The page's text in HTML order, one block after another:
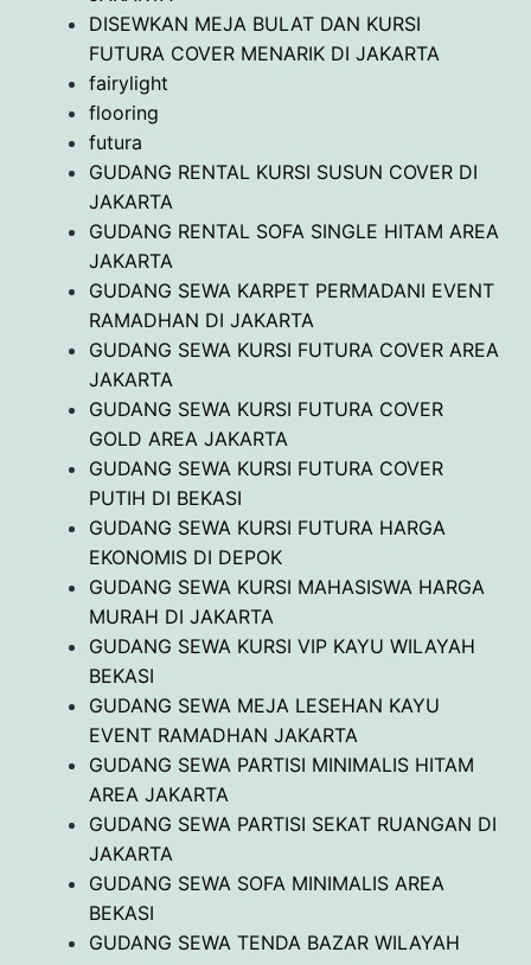
DISEWKAN MEJA BULAT DAN KURSI
FUTURA COVER MENARIK DI JAKARTA
fairylight
flooring
futura
GUDANG RENTAL KURSI SUSUN COVER DI
JAKARTA
GUDANG RENTAL SOFA SINGLE HITAM AREA
JAKARTA
GUDANG SEWA KARPET PERMADANI EVENT
RAMADHAN DI JAKARTA
GUDANG SEWA KURSI FUTURA COVER AREA
JAKARTA
GUDANG SEWA KURSI FUTURA COVER
GOLD AREA JAKARTA
GUDANG SEWA KURSI FUTURA COVER
PUTIH DI BEKASI
GUDANG SEWA KURSI FUTURA HARGA
EKONOMIS DI DEPOK
GUDANG SEWA KURSI MAHASISWA HARGA
MURAH DI JAKARTA
GUDANG SEWA KURSI VIP KAYU WILAYAH
BEKASI
GUDANG SEWA MEJA LESEHAN KAYU
EVENT RAMADHAN JAKARTA
GUDANG SEWA PARTISI MINIMALIS HITAM
AREA JAKARTA
GUDANG SEWA PARTISI SEKAT RUANGAN DI
JAKARTA
GUDANG SEWA SOFA MINIMALIS AREA
BEKASI
GUDANG SEWA TENDA BAZAR WILAYAH